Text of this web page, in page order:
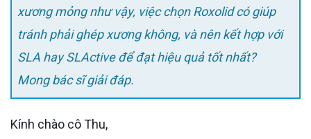
xương mỏng như vậy, việc chọn Roxolid có giúp
tránh phải ghép xương không, và nên kết hợp với
SLA hay SLActive để đạt hiệu quả tốt nhất?
Mong bác sĩ giải đáp.
Kính chào cô Thu,